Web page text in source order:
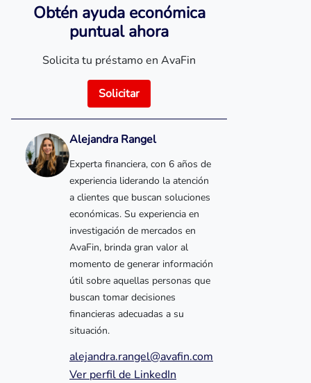
Obtén ayuda económica
puntual ahora
Solicita tu préstamo en AvaFin
Solicitar
Alejandra Rangel
Experta financiera, con 6 años de
experiencia liderando la atención
a clientes que buscan soluciones
económicas. Su experiencia en
investigación de mercados en
AvaFin, brinda gran valor al
momento de generar información
útil sobre aquellas personas que
buscan tomar decisiones
financieras adecuadas a su
situación.
alejandra.rangel@avafin.com
Ver perfil de LinkedIn